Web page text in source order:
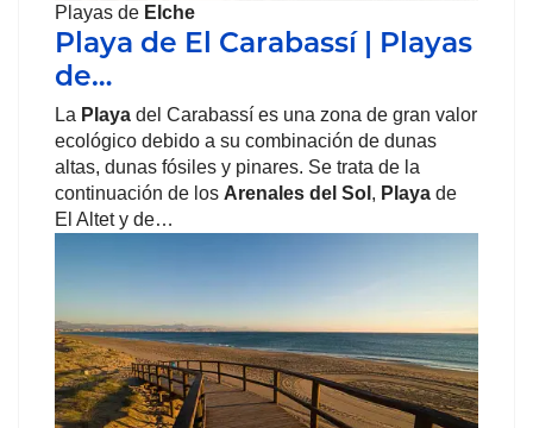
Playas de Elche
Playa de El Carabassí | Playas
de…
La Playa del Carabassí es una zona de gran valor
ecológico debido a su combinación de dunas
altas, dunas fósiles y pinares. Se trata de la
continuación de los Arenales del Sol , Playa de
El Altet y de…